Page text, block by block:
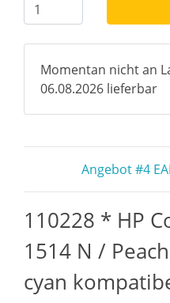
Momentan nicht an
06.08.2026 lieferbar
Angebot #4
110228 * HP
1514 N /
cyan